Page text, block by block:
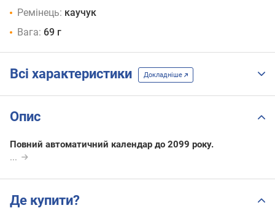
Ремінець: каучук
Вага: 69 г
Всі характеристики Докладніше
Опис
Повний автоматичний календар до 2099 року.
...
Де купити?